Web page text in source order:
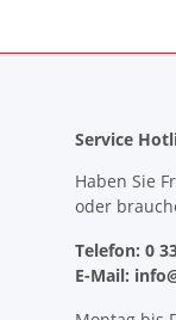
Service
Haben Sie
oder
Telefon: 0
E-Mail: